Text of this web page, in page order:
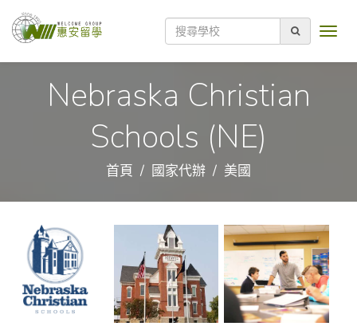
Nebraska Christian
Schools (NE)
首頁 國家代辦 美國